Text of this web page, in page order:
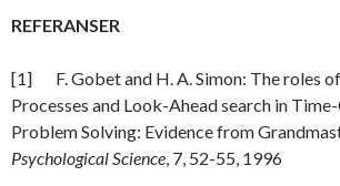
REFERANSER
[1] F. Gobet and H. A. Simon: The roles
Processes and Look-Ahead search in
Problem Solving: Evidence from
Psychological Science, 7, 52-55, 1996